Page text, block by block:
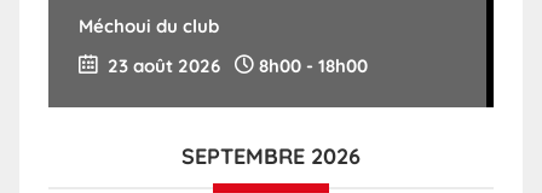
Méchoui du club
23 août 2026
8h00 - 18h00
SEPTEMBRE 2026